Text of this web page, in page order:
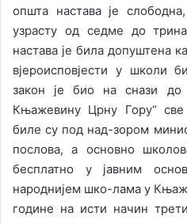
општа настава је
узрасту од седме до
настава је била допуштена
вјероисповјести у школи
закон је био на снази до
Књажевину Црну Гору“
биле су под над-зором
послова, а основно
бесплатно у јавним
народнијем шко-лама у
године на исти начин